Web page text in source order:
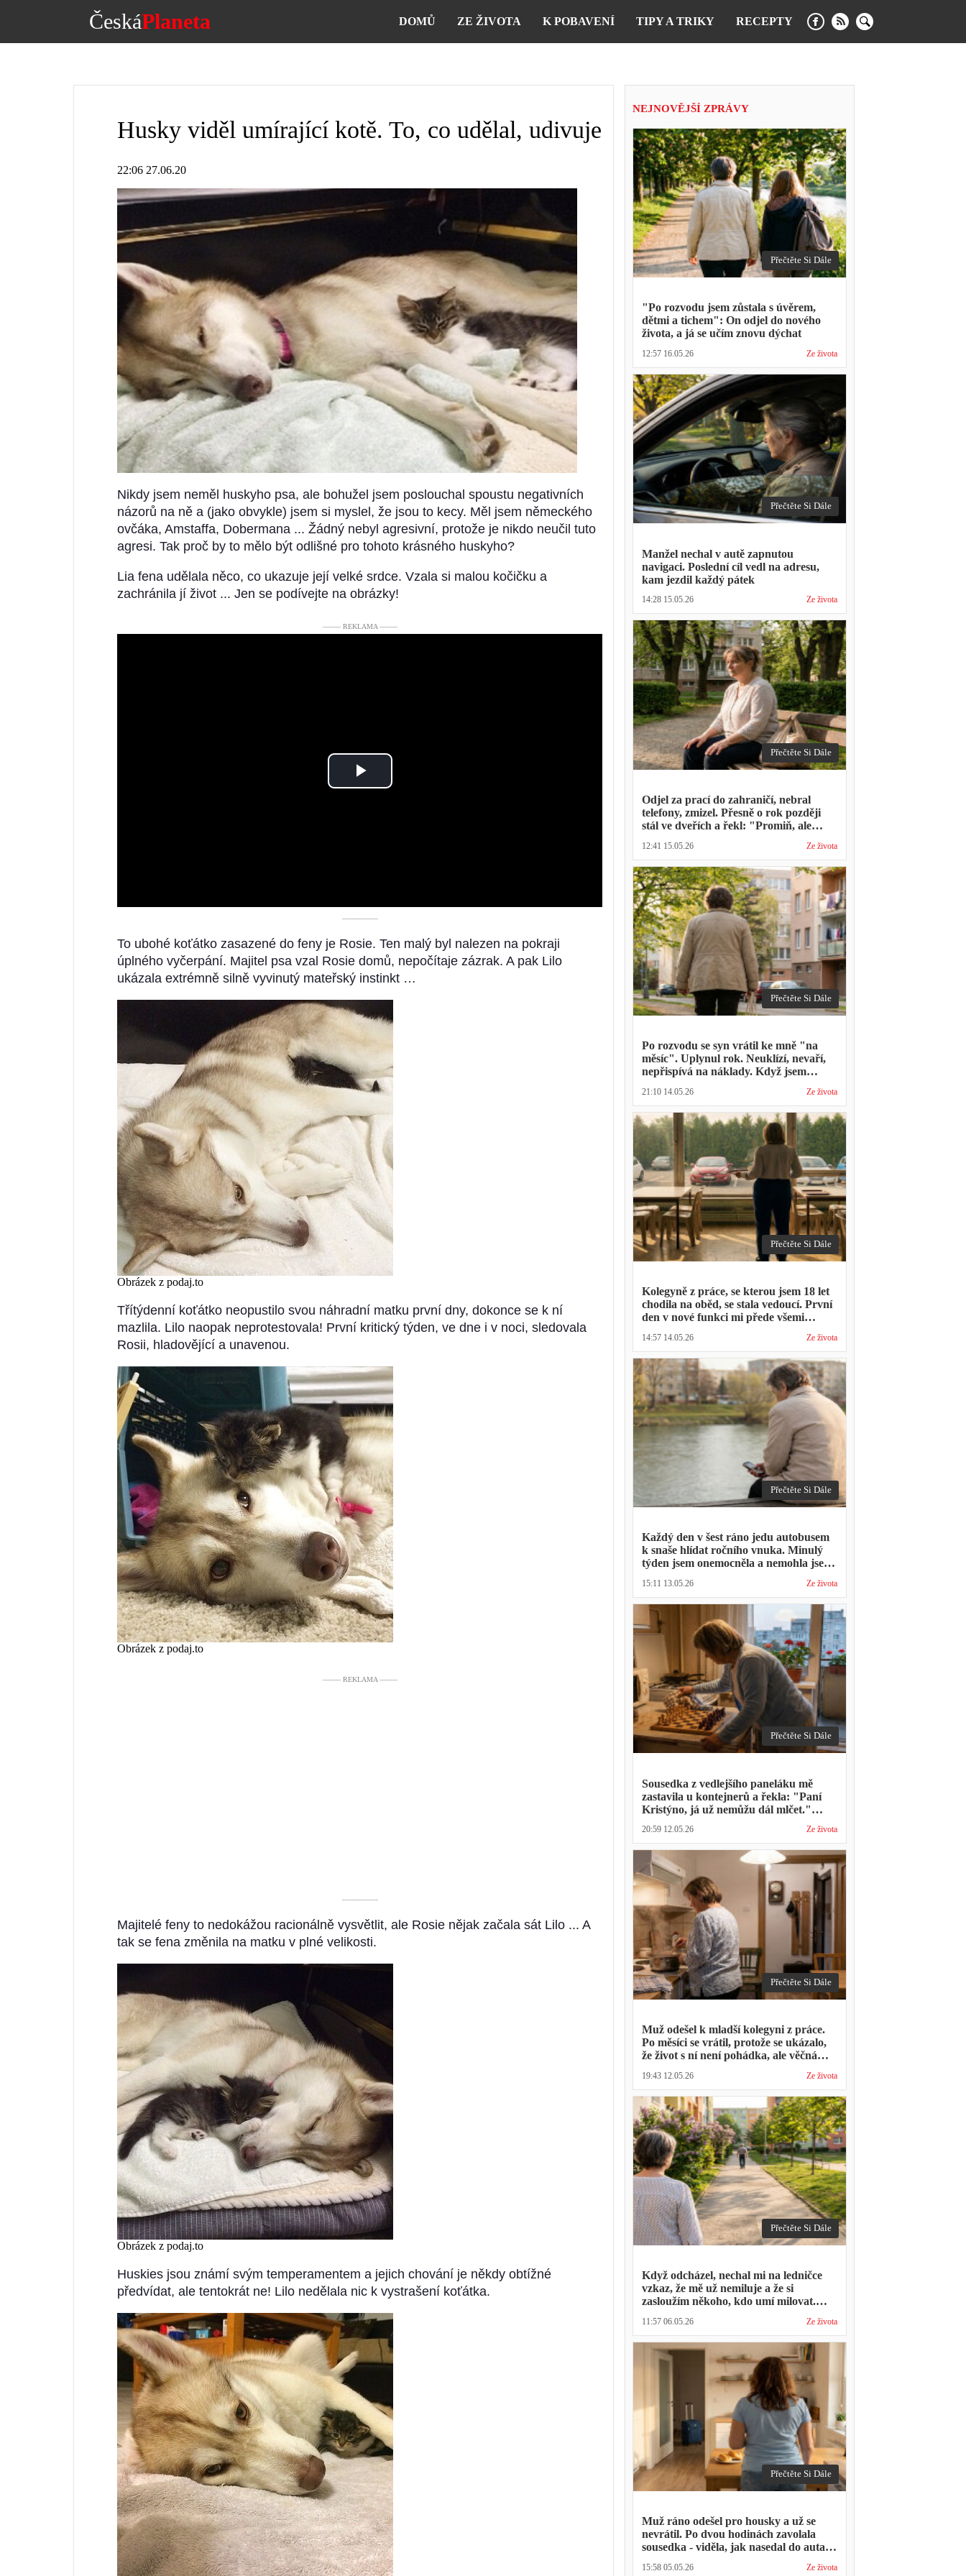
ČeskáPlaneta DOMŮ ZE ŽIVOTA K POBAVENÍ TIPY A TRIKY RECEPTY
Husky viděl umírající kotě. To, co udělal, udivuje
22:06 27.06.20
Nikdy jsem neměl huskyho psa, ale bohužel jsem poslouchal spoustu negativních
názorů na ně a (jako obvykle) jsem si myslel, že jsou to kecy. Měl jsem německého
ovčáka, Amstaffa, Dobermana ... Žádný nebyl agresivní, protože je nikdo neučil tuto
agresi. Tak proč by to mělo být odlišné pro tohoto krásného huskyho?
Lia fena udělala něco, co ukazuje její velké srdce. Vzala si malou kočičku a
zachránila jí život ... Jen se podívejte na obrázky!
––––– REKLAMA –––––
Play
––––––––––
To ubohé koťátko zasazené do feny je Rosie. Ten malý byl nalezen na pokraji
úplného vyčerpání. Majitel psa vzal Rosie domů, nepočítaje zázrak. A pak Lilo
ukázala extrémně silně vyvinutý mateřský instinkt …
Obrázek z podaj.to
Třítýdenní koťátko neopustilo svou náhradní matku první dny, dokonce se k ní
mazlila. Lilo naopak neprotestovala! První kritický týden, ve dne i v noci, sledovala
Rosii, hladovějící a unavenou.
Obrázek z podaj.to
––––– REKLAMA –––––
––––––––––
Majitelé feny to nedokážou racionálně vysvětlit, ale Rosie nějak začala sát Lilo ... A
tak se fena změnila na matku v plné velikosti.
Obrázek z podaj.to
Huskies jsou známí svým temperamentem a jejich chování je někdy obtížné
předvídat, ale tentokrát ne! Lilo nedělala nic k vystrašení koťátka.
NEJNOVĚJŠÍ ZPRÁVY
Přečtěte Si Dále
"Po rozvodu jsem zůstala s úvěrem,
dětmi a tichem": On odjel do nového
života, a já se učím znovu dýchat
12:57 16.05.26 Ze života
Přečtěte Si Dále
Manžel nechal v autě zapnutou
navigaci. Poslední cíl vedl na adresu,
kam jezdil každý pátek
14:28 15.05.26 Ze života
Přečtěte Si Dále
Odjel za prací do zahraničí, nebral
telefony, zmizel. Přesně o rok později
stál ve dveřích a řekl: "Promiň, ale
12:41 15.05.26 Ze života
Přečtěte Si Dále
Po rozvodu se syn vrátil ke mně "na
měsíc". Uplynul rok. Neuklízí, nevaří,
nepřispívá na náklady. Když jsem
přece nevyhodíš vlastní dítě."
21:10 14.05.26 Ze života
Přečtěte Si Dále
Kolegyně z práce, se kterou jsem 18 let
chodila na oběd, se stala vedoucí. První
den v nové funkci mi přede všemi
Přestávka trvala stejně jako vždycky
14:57 14.05.26 Ze života
Přečtěte Si Dále
Každý den v šest ráno jedu autobusem
k snaše hlídat ročního vnuka. Minulý
týden jsem onemocněla a nemohla jsem
den volna. Víš, kolik nás to stálo?"
15:11 13.05.26 Ze života
Přečtěte Si Dále
Sousedka z vedlejšího paneláku mě
zastavila u kontejnerů a řekla: "Paní
Kristýno, já už nemůžu dál mlčet."
manžela ve čtvrtky na lavičce před
lékárnou s tou samou ženou
20:59 12.05.26 Ze života
Přečtěte Si Dále
Muž odešel k mladší kolegyni z práce.
Po měsíci se vrátil, protože se ukázalo,
že život s ní není pohádka, ale věčná
19:43 12.05.26 Ze života
Přečtěte Si Dále
Když odcházel, nechal mi na ledničce
vzkaz, že mě už nemiluje a že si
zasloužím někoho, kdo umí milovat.
mohl přijít na nedělní oběd, protože ta
druhá ho vyhodila a nemá kde strávit
svátky
11:57 06.05.26 Ze života
Přečtěte Si Dále
Muž ráno odešel pro housky a už se
nevrátil. Po dvou hodinách zavolala
sousedka - viděla, jak nasedal do auta s
týden pomáhala balit na služební cestu
15:58 05.05.26 Ze života